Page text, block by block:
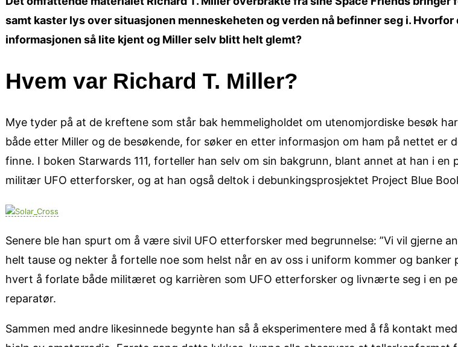
samt kaster lys over situasjonen menneskeheten og verden nå befinner seg i. Hvorfor
informasjonen så lite kjent og Miller selv blitt helt glemt?
Hvem var Richard T. Miller?
Mye tyder på at de kreftene som står bak hemmeligholdet om utenomjordiske besøk
både etter Miller og de besøkende, for søker en etter informasjon om ham på nettet er
finne. I boken Starwards 111, forteller han selv om sin bakgrunn, blant annet at han i en
militær UFO etterforsker, og at han også deltok i debunkingsprosjektet Project Blue
Senere ble han spurt om å være sivil UFO etterforsker med begrunnelse: ”Vi vil gjerne
helt tause og nekter å fortelle noe som helst når en av oss i uniform kommer og banker
hvert å forlate både militæret og karrièren som UFO etterforsker og livnærte seg i en
reparatør.
Sammen med andre likesinnede begynte han så å eksperimentere med å få kontakt